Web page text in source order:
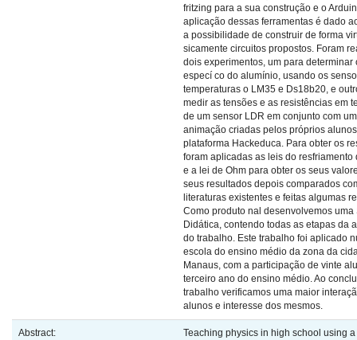
fritzing para a sua construção e o
aplicação dessas ferramentas é dado
a possibilidade de construir de forma
sicamente circuitos propostos. Foram
dois experimentos, um para determinar
especí co do alumínio, usando os
temperaturas o LM35 e Ds18b20, e
medir as tensões e as resistências em
de um sensor LDR em conjunto com
animação criadas pelos próprios
plataforma Hackeduca. Para obter os
foram aplicadas as leis do resfriamento
e a lei de Ohm para obter os seus
seus resultados depois comparados
literaturas existentes e feitas algumas
Como produto nal desenvolvemos uma
Didática, contendo todas as etapas da
do trabalho. Este trabalho foi aplicado
escola do ensino médio da zona da
Manaus, com a participação de vinte
terceiro ano do ensino médio. Ao
trabalho verificamos uma maior
alunos e interesse dos mesmos.
Abstract:
Teaching physics in high school using a